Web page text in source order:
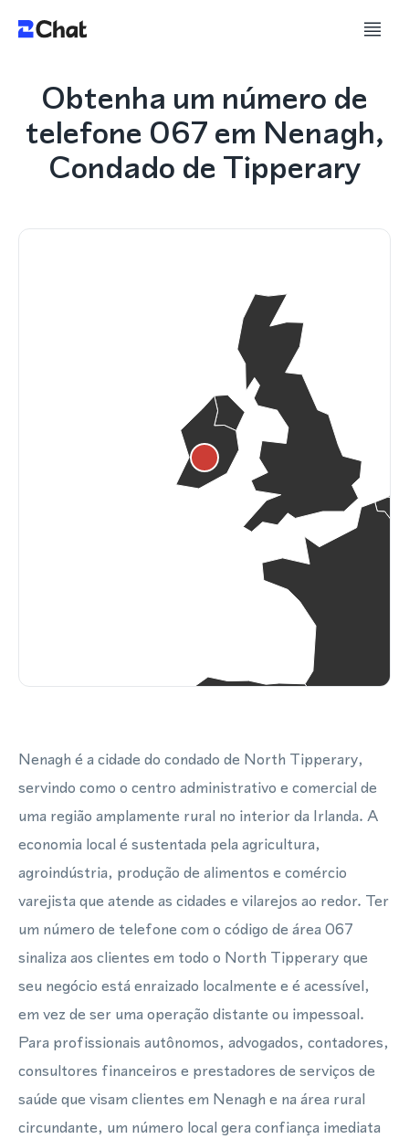
Obtenha um número de
telefone 067 em Nenagh,
Condado de Tipperary
Nenagh é a cidade do condado de North Tipperary,
servindo como o centro administrativo e comercial de
uma região amplamente rural no interior da Irlanda. A
economia local é sustentada pela agricultura,
agroindústria, produção de alimentos e comércio
varejista que atende as cidades e vilarejos ao redor. Ter
um número de telefone com o código de área 067
sinaliza aos clientes em todo o North Tipperary que
seu negócio está enraizado localmente e é acessível,
em vez de ser uma operação distante ou impessoal.
Para profissionais autônomos, advogados, contadores,
consultores financeiros e prestadores de serviços de
saúde que visam clientes em Nenagh e na área rural
circundante, um número local gera confiança imediata